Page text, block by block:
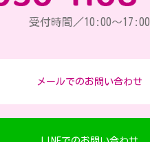
受付時間／10:00～17:00
メールでのお問い合わせ